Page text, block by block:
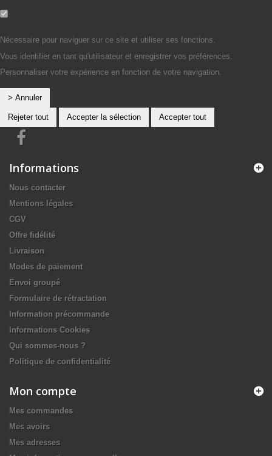
Nécessaire pour naviguer sur ce site et utiliser ses fonctions.
Vous identifier en tant qu'utilisateur et enregistrer vos préférences.
Personnaliser votre expérience en fonction de votre navigation.
> Annuler
Rejeter tout Accepter la sélection Accepter tout
Informations
Nous contacter
Mentions légales
CGV
Offre fidélité
Livraison
Modes de paiement
Envoi groupé
Formulaire de rétractation
Information précommande
Informations Cookies
Qui sommes-nous ?
Politique de confidentialité
Mon compte
Mes commandes
Mes avoirs
Mes adresses